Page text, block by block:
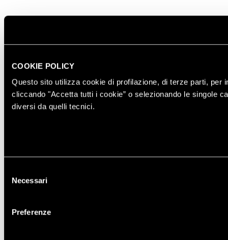
COOKIE POLICY
Questo sito utilizza cookie di profilazione, di terze parti,
cliccando "Accetta tutti i cookie” o selezionando le singole
diversi da quelli tecnici.
delNecessari
Preferenze